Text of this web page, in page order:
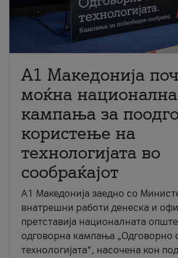
A1 Македонија
моќна национална
кампања за
користење на
технологијата во
сообраќајот
A1 Македонија заедно со
внатрешни работи денеска и
претставија националната
одговорна кампања „Одговорно
технологијата“, насочена кон